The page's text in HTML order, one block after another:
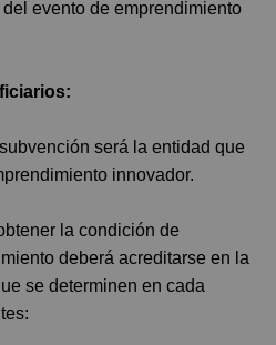
evento de emprendimiento
será la entidad que
innovador.
la condición de
deberá acreditarse en la
se determinen en cada